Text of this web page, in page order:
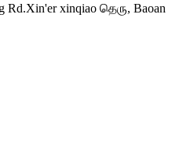
xinqiao தெரு, Baoan